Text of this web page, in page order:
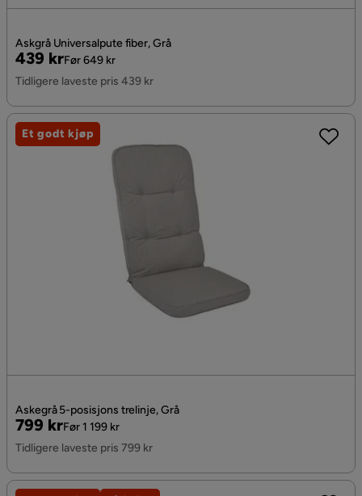
Askgrå Universalpute fiber, Grå
Pris
439 kr
Original
Pris
Før 649 kr
Tidligere laveste pris 439 kr
Askegrå 5-posisjons trelinje, Grå
Pris
799 kr
Original
Pris
Før 1 199 kr
Tidligere laveste pris 799 kr
Et godt kjøp